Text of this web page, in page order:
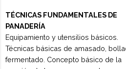
nutrición. Leyes de la
Sistema digestivo.
Clasificación. Funciones y
Alimentos. Definición y
los alimentos. Productos
fruitivos. Productos